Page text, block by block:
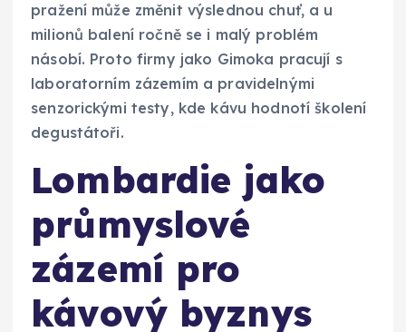
pražení může změnit výslednou chuť, a u
milionů balení ročně se i malý problém
násobí. Proto firmy jako Gimoka pracují s
laboratorním zázemím a pravidelnými
senzorickými testy, kde kávu hodnotí školení
degustátoři.
Lombardie jako
průmyslové
zázemí pro
kávový byznys